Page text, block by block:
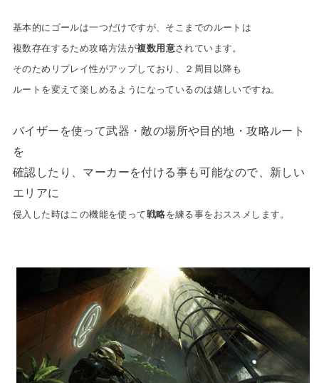
基本的にゴールは一つだけですが、そこまでのルートは
複数存在するため攻略方法が複数用意されています。
そのためリプレイ性がアップしており、２周目以降も
ルートを変えて楽しめるようになっているのは嬉しいですね。
バイザーを使って武器・敵の場所や目的地・攻略ルート
を
確認したり、マーカーを付ける事も可能なので、新しい
エリアに
侵入した時はこの機能を使って戦略を練る事をおススメします。